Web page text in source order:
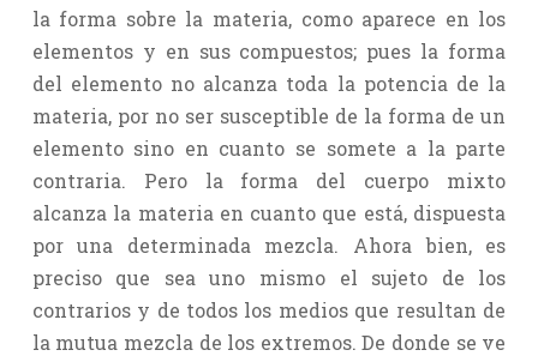
la forma sobre la materia, como aparece en los
elementos y en sus compuestos; pues la forma
del elemento no alcanza toda la potencia de la
materia, por no ser susceptible de la forma de un
elemento sino en cuanto se somete a la parte
contraria. Pero la forma del cuerpo mixto
alcanza la materia en cuanto que está, dispuesta
por una determinada mezcla. Ahora bien, es
preciso que sea uno mismo el sujeto de los
contrarios y de todos los medios que resultan de
la mutua mezcla de los extremos. De donde se ve